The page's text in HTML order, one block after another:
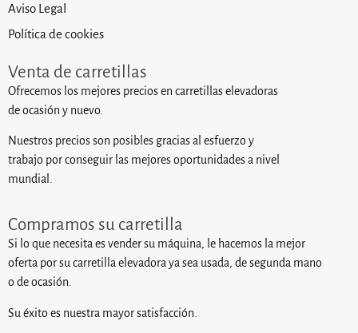
Aviso Legal
Política de cookies
Venta de carretillas
Ofrecemos los mejores precios en carretillas elevadoras
de ocasión y nuevo.
Nuestros precios son posibles gracias al esfuerzo y
trabajo por conseguir las mejores oportunidades a nivel
mundial.
Compramos su carretilla
Si lo que necesita es vender su máquina, le hacemos la mejor
oferta por su carretilla elevadora ya sea usada, de segunda mano
o de ocasión.
Su éxito es nuestra mayor satisfacción.